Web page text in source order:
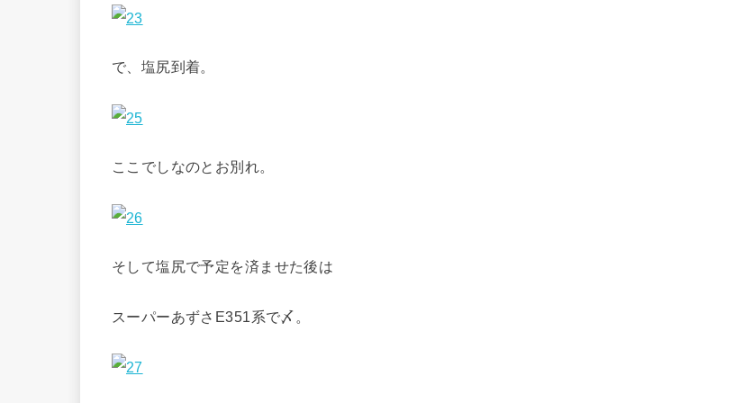
で、塩尻到着。
ここでしなのとお別れ。
そして塩尻で予定を済ませた後は
スーパーあずさE351系で〆。